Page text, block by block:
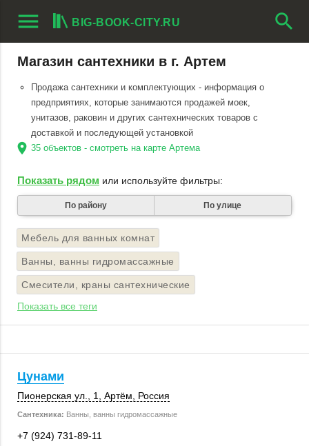
menu BIG-BOOK-CITY.RU search
Магазин сантехники в г. Артем
Продажа сантехники и комплектующих - информация о
предприятиях, которые занимаются продажей моек,
унитазов, раковин и других сантехнических товаров с
доставкой и последующей установкой
location_on 35 объектов - смотреть на карте Артема
Показать рядом или используйте фильтры:
По району По улице
Мебель для ванных комнат
Ванны, ванны гидромассажные
Смесители, краны сантехнические
Показать все теги
Цунами
Пионерская ул., 1 Артём Россия
Сантехника: Ванны, ванны гидромассажные
+7 (924) 731-89-11